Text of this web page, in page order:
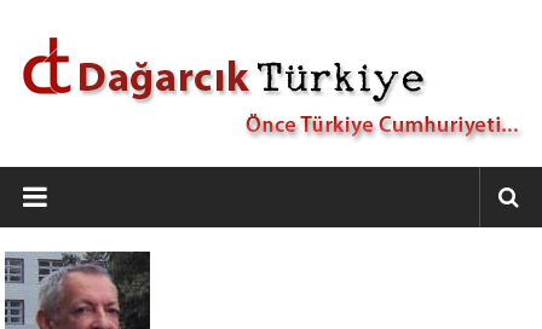
Dağarcık
Türkiye
Önce
Türkiye
Cumhuriyeti…